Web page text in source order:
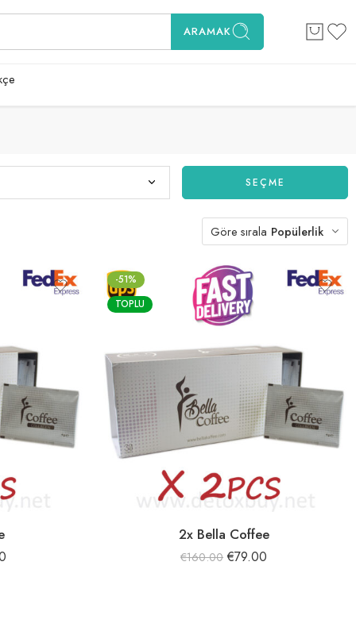
ARAMAK
SEÇME
Göre sırala Popülerlik
-51%
TOPLU
2x Bella Coffee
€160.00 €79.00